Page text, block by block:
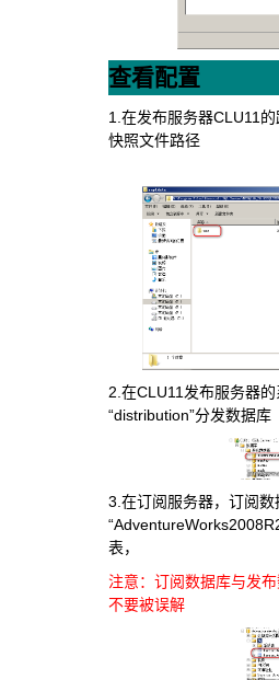
查看配置
1.在发布服务器CLU11
快照文件路径
2.在CLU11发布服务器
“distribution”分发数据库
3.在订阅服务器，订阅数
表，
注意：订阅数据库与发
不要被误解